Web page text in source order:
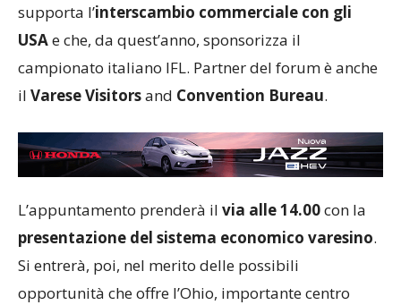
supporta l’interscambio commerciale con gli
USAe che, da quest’anno, sponsorizza il
campionato italiano IFL. Partner del forum è anche
il Varese Visitorsand Convention Bureau.
L’appuntamento prenderà il via alle 14.00con la
presentazione del sistema economico varesino.
Si entrerà, poi, nel merito delle possibili
opportunità che offre l’Ohio, importante centro